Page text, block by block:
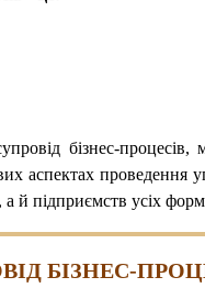
бізнес-
аспектах
й підприємств усіх форм
БІЗНЕС-